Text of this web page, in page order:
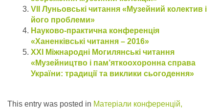
VІI Луньовські читання «Музейний колектив і
його проблеми»
Науково-практична конференція
«Ханенківські читання – 2016»
ХХI Міжнародні Могилянські читання
«Музейництво і пам’яткоохоронна справа
України: традиції та виклики сьогодення»
This entry was posted in Матеріали конференцій,